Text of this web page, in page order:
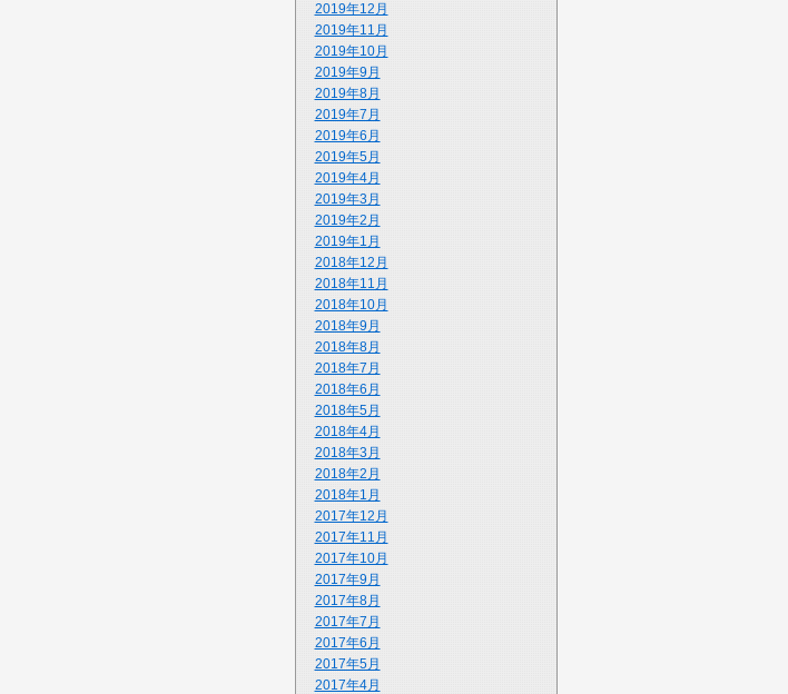
2019年12月
2019年11月
2019年10月
2019年9月
2019年8月
2019年7月
2019年6月
2019年5月
2019年4月
2019年3月
2019年2月
2019年1月
2018年12月
2018年11月
2018年10月
2018年9月
2018年8月
2018年7月
2018年6月
2018年5月
2018年4月
2018年3月
2018年2月
2018年1月
2017年12月
2017年11月
2017年10月
2017年9月
2017年8月
2017年7月
2017年6月
2017年5月
2017年4月